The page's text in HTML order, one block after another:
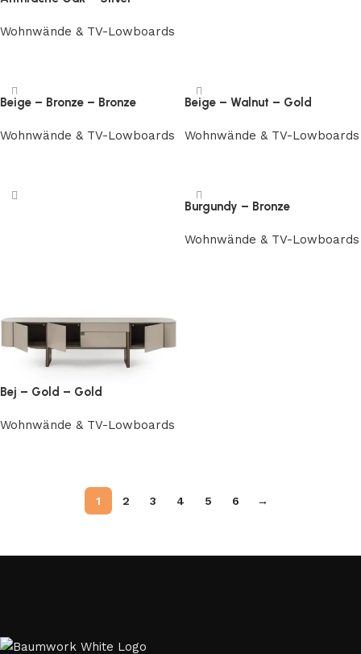
Wohnwände & TV-Lowboards
Beige – Bronze – Bronze
Wohnwände & TV-Lowboards
Beige – Walnut – Gold
Wohnwände & TV-Lowboards
Bej – Gold – Gold
Wohnwände & TV-Lowboards
Burgundy – Bronze
Wohnwände & TV-Lowboards
1 2 3 4 5 6 →